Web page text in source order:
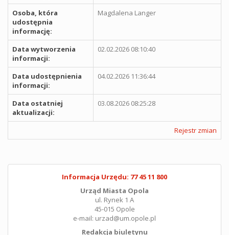
Osoba, która
udostępnia
informację:
Magdalena Langer
Data wytworzenia
informacji:
02.02.2026 08:10:40
Data udostępnienia
informacji:
04.02.2026 11:36:44
Data ostatniej
aktualizacji:
03.08.2026 08:25:28
Rejestr zmian
Informacja Urzędu: 77 45 11 800
Urząd Miasta Opola
ul. Rynek 1 A
45-015 Opole
e-mail: urzad@um.opole.pl
Redakcja biuletynu